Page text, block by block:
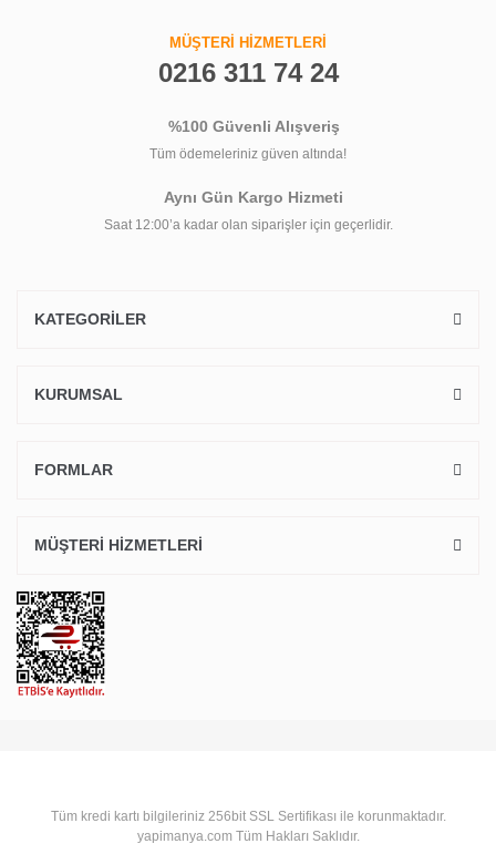
MÜŞTERİ HİZMETLERİ
0216 311 74 24
%100 Güvenli Alışveriş
Tüm ödemeleriniz güven altında!
Aynı Gün Kargo Hizmeti
Saat 12:00’a kadar olan siparişler için geçerlidir.
KATEGORİLER
KURUMSAL
FORMLAR
MÜŞTERİ HİZMETLERİ
Tüm kredi kartı bilgileriniz 256bit SSL Sertifikası ile korunmaktadır.
yapimanya.com Tüm Hakları Saklıdır.